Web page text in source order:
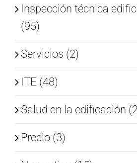
Inspección técnica
(95)
Servicios (2)
ITE (48)
Salud en la edificación
Precio (3)